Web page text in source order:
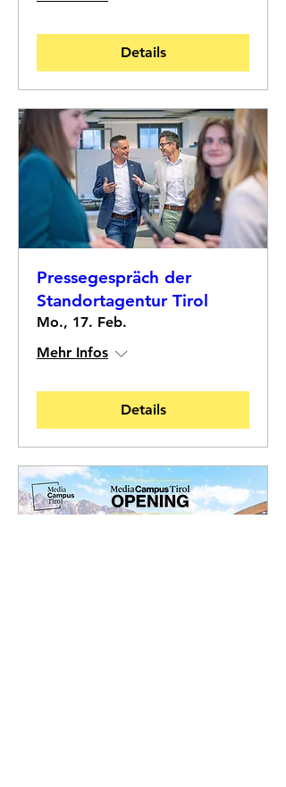
Details
Pressegespräch der
Standortagentur Tirol
Mo., 17. Feb.
Mehr Infos
Details